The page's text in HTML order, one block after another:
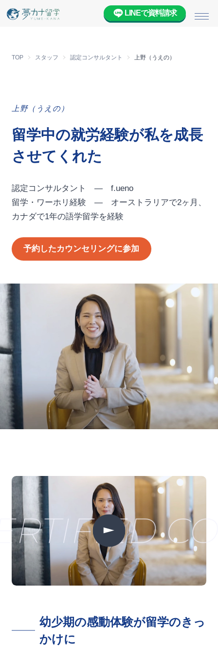
メ
LINEで資料請求
TOP スタッフ 認定コンサルタント 上野（うえの）
上野（うえの）
留学中の就労経験が私を成長
させてくれた
認定コンサルタント — f.ueno
留学・ワーホリ経験 — オーストラリアで2ヶ月、
カナダで1年の語学留学を経験
予約したカウンセリングに参加
幼少期の感動体験が留学のきっ
かけに